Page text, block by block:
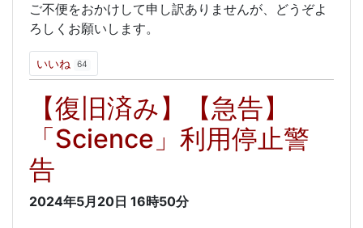
ご不便をおかけして申し訳ありませんが、どうぞよ
ろしくお願いします。
いいね 64
【復旧済み】【急告】
「Science」利用停止警
告
2024年5月20日 16時50分